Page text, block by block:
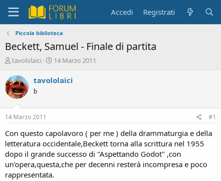
Accedi Registrati
Piccola biblioteca
Beckett, Samuel - Finale di partita
C
e
a
t
e
D
i
s
c
u
s
tavololaici
D
t
i
z
i
o
14 Marzo 2011
tavololaici
b
14 Marzo 2011 #1
Con questo capolavoro ( per me ) della drammaturgia e della
letteratura occidentale,Beckett torna alla scrittura nel 1955
dopo il grande successo di "Aspettando Godot" ,con
un'opera,questa,che per decenni resterà incompresa e poco
rappresentata.